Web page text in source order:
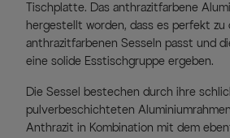
Tischplatte. Das anthrazitfarbene
hergestellt worden, dass es perfekt zu
anthrazitfarbenen Sesseln passt und
eine solide Esstischgruppe ergeben.
Die Sessel bestechen durch ihre
pulverbeschichteten
Anthrazit in Kombination mit dem